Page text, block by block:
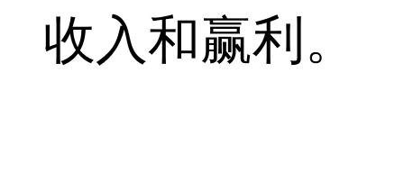
收入和赢利。